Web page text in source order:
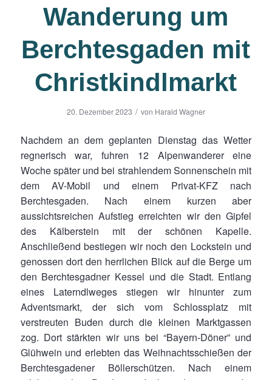
Wanderung um
Berchtesgaden mit
Christkindlmarkt
20. Dezember 2023 / von Harald Wagner
Nachdem an dem geplanten Dienstag das Wetter
regnerisch war, fuhren 12 Alpenwanderer eine
Woche später und bei strahlendem Sonnenschein mit
dem AV-Mobil und einem Privat-KFZ nach
Berchtesgaden. Nach einem kurzen aber
aussichtsreichen Aufstieg erreichten wir den Gipfel
des Kälberstein mit der schönen Kapelle.
Anschließend bestiegen wir noch den Lockstein und
genossen dort den herrlichen Blick auf die Berge um
den Berchtesgadner Kessel und die Stadt. Entlang
eines Laterndlweges stiegen wir hinunter zum
Adventsmarkt, der sich vom Schlossplatz mit
verstreuten Buden durch die kleinen Marktgassen
zog. Dort stärkten wir uns bei “Bayern-Döner” und
Glühwein und erlebten das Weihnachtsschießen der
Berchtesgadener Böllerschützen. Nach einem